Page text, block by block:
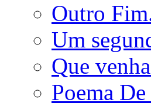
Outro
Um
Que
Poema